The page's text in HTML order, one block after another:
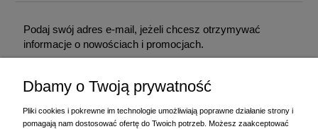
Podaj swój adres e-mail, jeżeli chcesz otrzymywać
informacje o nowościach i promocjach.
Podając adres e-mail, wyrażasz zgodę na otrzymywanie informacji handlowej
drogą elektroniczną na podany adres. Zgodę można wycofać w każdym
czasie. Wycofanie zgody nie wpływa na zgodność z prawem przetwarzania
Dbamy o Twoją prywatność
Pliki cookies i pokrewne im technologie umożliwiają poprawne działanie strony i
pomagają nam dostosować ofertę do Twoich potrzeb. Możesz zaakceptować